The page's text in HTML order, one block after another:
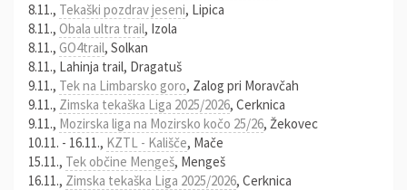
8.11., Tekaški pozdrav jeseni, Lipica
8.11., Obala ultra trail, Izola
8.11., GO4trail, Solkan
8.11., Lahinja trail, Dragatuš
9.11., Tek na Limbarsko goro, Zalog pri Moravčah
9.11., Zimska tekaška Liga 2025/2026, Cerknica
9.11., Mozirska liga na Mozirsko kočo 25/26, Žekovec
10.11. - 16.11., KZTL - Kališče, Mače
15.11., Tek občine Mengeš, Mengeš
16.11., Zimska tekaška Liga 2025/2026, Cerknica